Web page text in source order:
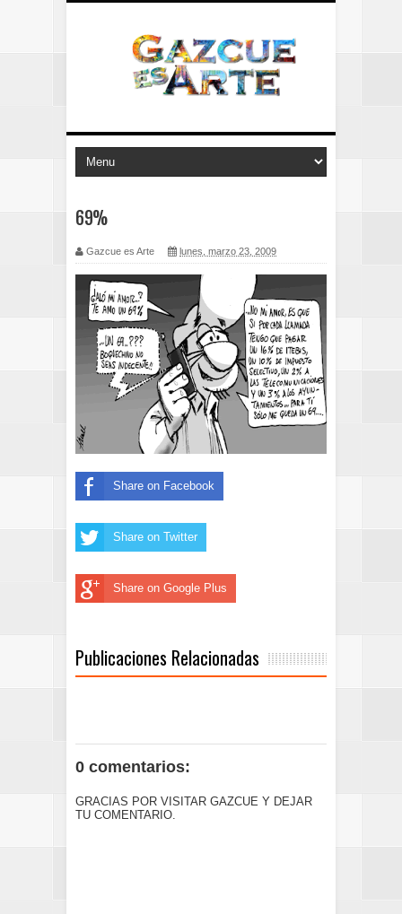
69%
Gazcue es Arte lunes, marzo 23, 2009
Share on Facebook
Share on Twitter
Share on Google Plus
Publicaciones Relacionadas
0 comentarios:
GRACIAS POR VISITAR GAZCUE Y DEJAR
TU COMENTARIO.